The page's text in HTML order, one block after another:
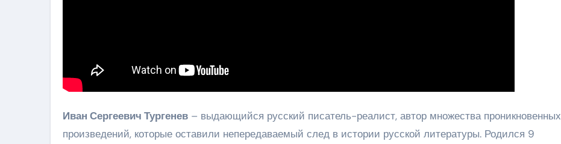
Иван Сергеевич Тургенев – выдающийся русский писатель-реалист, автор множества проникновенных
произведений, которые оставили непередаваемый след в истории русской литературы. Родился 9